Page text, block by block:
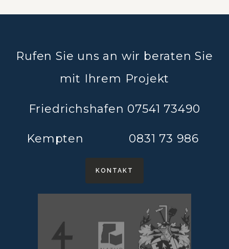
Rufen Sie uns an wir beraten Sie
mit Ihrem Projekt
Friedrichshafen 07541 73490
Kempten 0831 73 986
KONTAKT